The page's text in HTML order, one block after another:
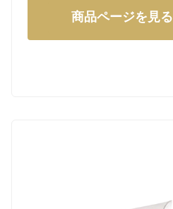
商品ページを見る